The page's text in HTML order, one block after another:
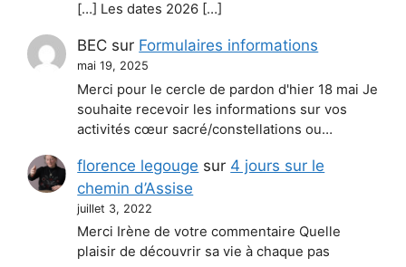
[…] Les dates 2026 […]
BEC sur Formulaires informations
mai 19, 2025
Merci pour le cercle de pardon d'hier 18 mai Je
souhaite recevoir les informations sur vos
activités cœur sacré/constellations ou…
florence legouge sur 4 jours sur le
chemin d’Assise
juillet 3, 2022
Merci Irène de votre commentaire Quelle
plaisir de découvrir sa vie à chaque pas